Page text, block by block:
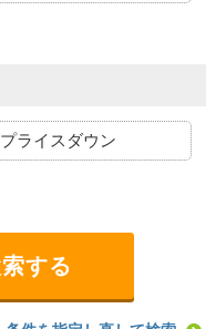
プライスダウン